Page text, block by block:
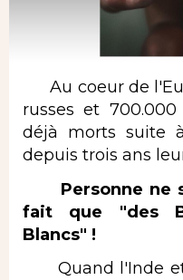
Au coeur de
russes et
déjà morts suite
depuis trois ans
Personne ne
fait que "des
Blancs" !
Quand l'Inde